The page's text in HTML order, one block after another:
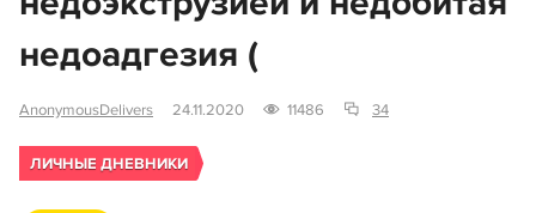
недоадгезия (
AnonymousDelivers 24.11.2020 11486 34
ЛИЧНЫЕ ДНЕВНИКИ